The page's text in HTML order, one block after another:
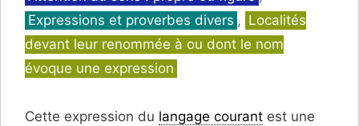
Expressions et proverbes divers , Localités
devant leur renommée à ou dont le nom
évoque une expression
Cette expression du langage courant est une